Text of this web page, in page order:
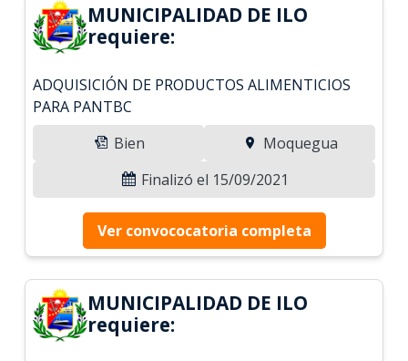
MUNICIPALIDAD DE ILO
requiere:
ADQUISICIÓN DE PRODUCTOS ALIMENTICIOS
PARA PANTBC
Bien
Moquegua
Finalizó el 15/09/2021
Ver convococatoria completa
MUNICIPALIDAD DE ILO
requiere: